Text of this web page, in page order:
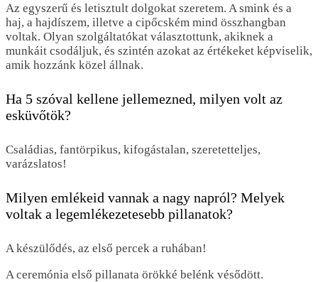
Az egyszerű és letisztult dolgokat szeretem. A smink és a
haj, a hajdíszem, illetve a cipőcském mind összhangban
voltak. Olyan szolgáltatókat választottunk, akiknek a
munkáit csodáljuk, és szintén azokat az értékeket képviselik,
amik hozzánk közel állnak.
Ha 5 szóval kellene jellemezned, milyen volt az
esküvőtök?
Családias, fantörpikus, kifogástalan, szeretetteljes,
varázslatos!
Milyen emlékeid vannak a nagy napról? Melyek
voltak a legemlékezetesebb pillanatok?
A készülődés, az első percek a ruhában!
A ceremónia első pillanata örökké belénk vésődött.